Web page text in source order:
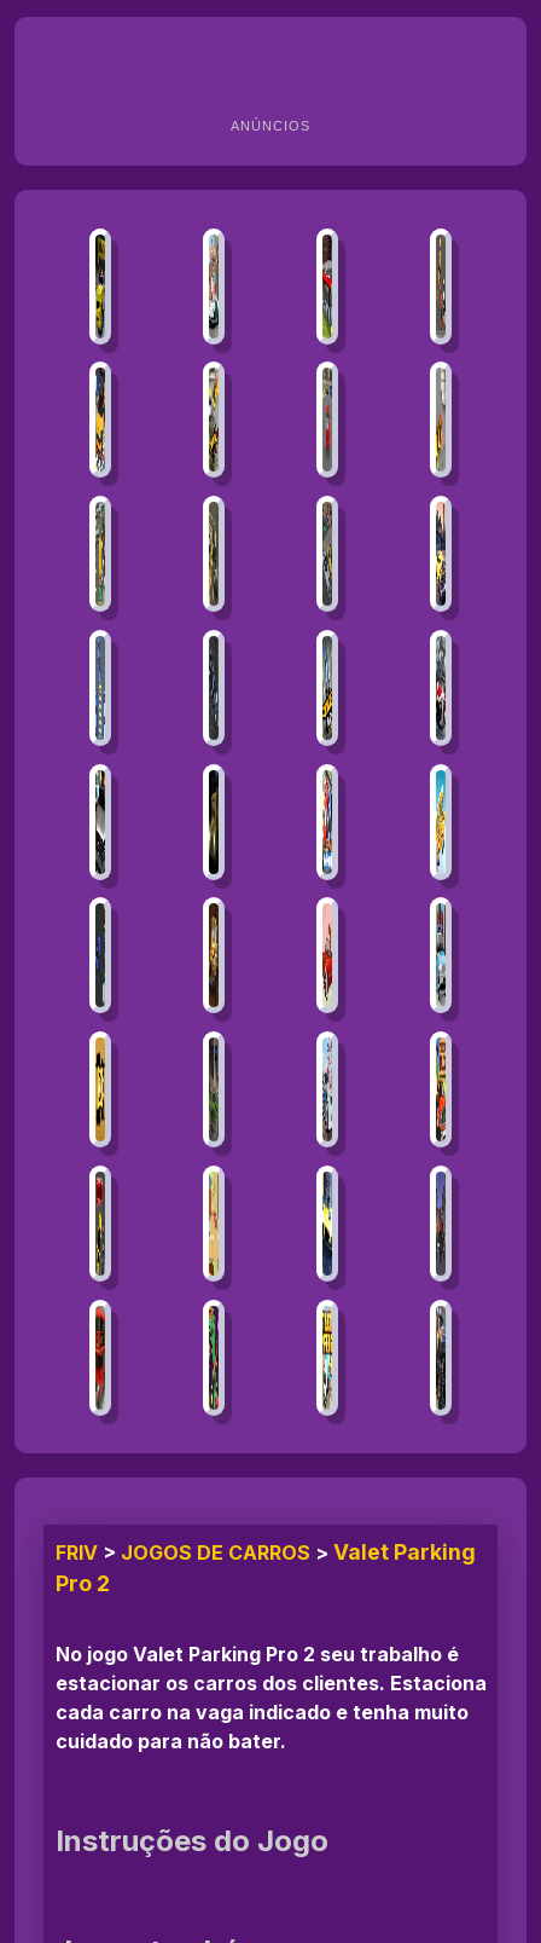
ANÚNCIOS
FRIV > JOGOS DE CARROS > Valet Parking
Pro 2
No jogo Valet Parking Pro 2 seu trabalho é
estacionar os carros dos clientes. Estaciona
cada carro na vaga indicado e tenha muito
cuidado para não bater.
Instruções do Jogo